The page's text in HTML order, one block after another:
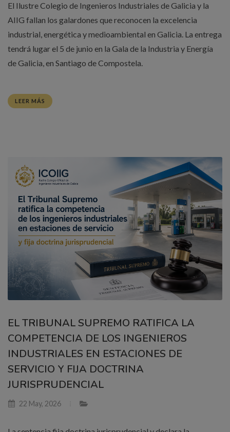
El Ilustre Colegio de Ingenieros Industriales de Galicia y la
AIIG fallan los galardones que reconocen la excelencia
industrial, energética y medioambiental en Galicia. La entrega
tendrá lugar el 5 de junio en la Gala de la Industria y Energía
de Galicia, en Santiago de Compostela.
LEER MÁS
EL TRIBUNAL SUPREMO RATIFICA LA
COMPETENCIA DE LOS INGENIEROS
INDUSTRIALES EN ESTACIONES DE
SERVICIO Y FIJA DOCTRINA
JURISPRUDENCIAL
22 May, 2026